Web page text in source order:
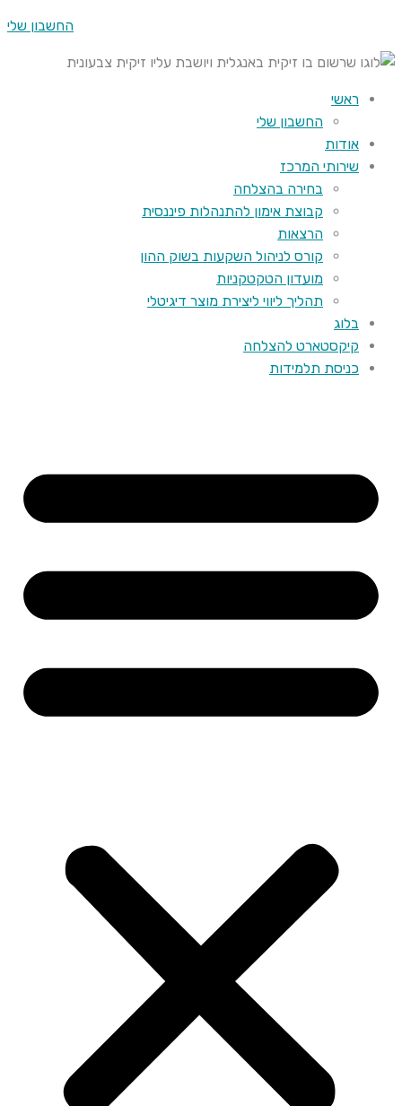
החשבון שלי
ראשי
החשבון שלי
אודות
שירותי המרכז
בחירה בהצלחה
קבוצת אימון להתנהלות פיננסית
הרצאות
קורס לניהול השקעות בשוק ההון
מועדון הטקטקניות
תהליך ליווי ליצירת מוצר דיגיטלי
בלוג
קיקסטארט להצלחה
כניסת תלמידות